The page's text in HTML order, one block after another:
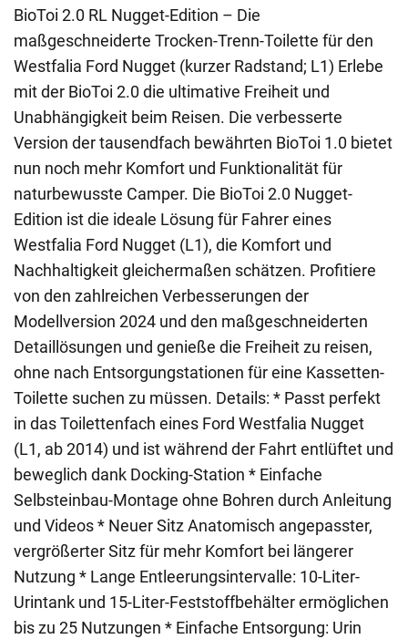
BioToi 2.0 RL Nugget-Edition – Die
maßgeschneiderte Trocken-Trenn-Toilette für den
Westfalia Ford Nugget (kurzer Radstand; L1) Erlebe
mit der BioToi 2.0 die ultimative Freiheit und
Unabhängigkeit beim Reisen. Die verbesserte
Version der tausendfach bewährten BioToi 1.0 bietet
nun noch mehr Komfort und Funktionalität für
naturbewusste Camper. Die BioToi 2.0 Nugget-
Edition ist die ideale Lösung für Fahrer eines
Westfalia Ford Nugget (L1), die Komfort und
Nachhaltigkeit gleichermaßen schätzen. Profitiere
von den zahlreichen Verbesserungen der
Modellversion 2024 und den maßgeschneiderten
Detaillösungen und genieße die Freiheit zu reisen,
ohne nach Entsorgungstationen für eine Kassetten-
Toilette suchen zu müssen. Details: * Passt perfekt
in das Toilettenfach eines Ford Westfalia Nugget
(L1, ab 2014) und ist während der Fahrt entlüftet und
beweglich dank Docking-Station * Einfache
Selbsteinbau-Montage ohne Bohren durch Anleitung
und Videos * Neuer Sitz Anatomisch angepasster,
vergrößerter Sitz für mehr Komfort bei längerer
Nutzung * Lange Entleerungsintervalle: 10-Liter-
Urintank und 15-Liter-Feststoffbehälter ermöglichen
bis zu 25 Nutzungen * Einfache Entsorgung: Urin